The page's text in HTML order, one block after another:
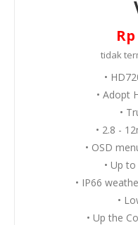
tidak
•
• Adopt
•
• 2.8 -
• OSD
• Up
• IP66
•
• Up the